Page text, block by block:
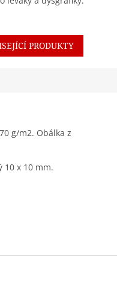
PRODUKTY
g/m2. Obálka z
10 x 10 mm.